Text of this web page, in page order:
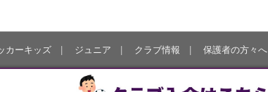
カーキッズ ジュニア クラブ情報 保護者の方々へ